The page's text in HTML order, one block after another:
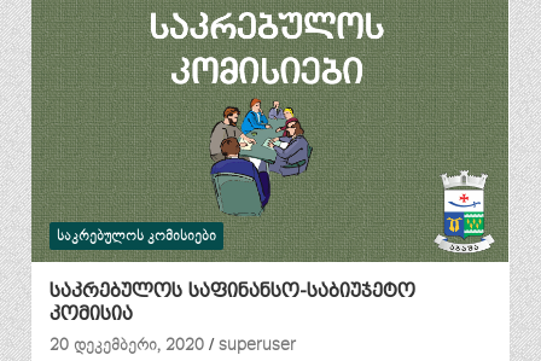
ᲡᲐᲙᲠᲔᲑᲣᲚᲝᲡ ᲙᲝᲛᲘᲡᲘᲔᲑᲘ
საკრებულოს საფინანსო-საბიუჯეტო
კომისია
20 დეკემბერი, 2020
superuser